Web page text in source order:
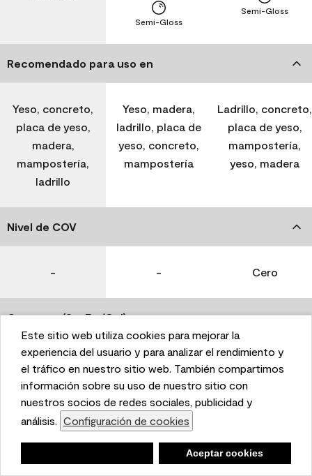
This website uses cookies to enhance user experience
and to analyze performance and traffic on our website.
We also share information about your use of our site
with our social media, advertising, and analytics
partners. Cookie Settings
Accept Cookies
Este sitio web utiliza cookies para mejorar la
experiencia del usuario y para analizar el rendimiento y
el tráfico en nuestro sitio web. También compartimos
información sobre su uso de nuestro sitio con
nuestros socios de redes sociales, publicidad y
análisis. Configuración de cookies
Aceptar cookies
Semi-Gloss
Semi-Gloss
Recomendado para uso en
Yeso, concreto,
placa de yeso,
madera,
mampostería,
ladrillo
Yeso, madera,
ladrillo, placa de
yeso, concreto,
mampostería
Ladrillo, concreto,
placa de yeso,
mampostería,
yeso, madera
Nivel de COV
- - Cero
Coverage (Sq. Ft./Gal)
350-400 400-450 400-450
Tiempo de secado
1 hora